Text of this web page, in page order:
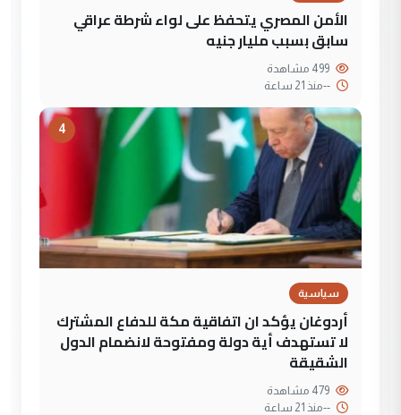
الأمن المصري يتحفظ على لواء شرطة عراقي
سابق بسبب مليار جنيه
--منذ 21 ساعة
4
سياسية
أردوغان يؤكد ان اتفاقية مكة للدفاع المشترك
لا تستهدف أية دولة ومفتوحة لانضمام الدول
الشقيقة
--منذ 21 ساعة